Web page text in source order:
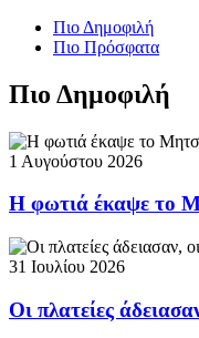
Πιο Δημοφιλή
Πιο Πρόσφατα
Πιο Δημοφιλή
1 Αυγούστου 2026
Η φωτιά έκαψε το
31 Ιουλίου 2026
Οι πλατείες